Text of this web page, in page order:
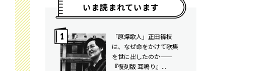
いま読まれています
「原爆歌人」正田篠枝
は、なぜ命をかけて歌集
を世に出したのか——
『復刻版 耳鳴り』...